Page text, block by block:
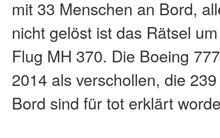
mit 33 Menschen an Bord,
nicht gelöst ist das Rätsel
Flug MH 370. Die Boeing
2014 als verschollen, die
Bord sind für tot erklärt